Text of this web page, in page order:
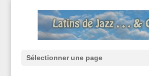
Sélectionner une page